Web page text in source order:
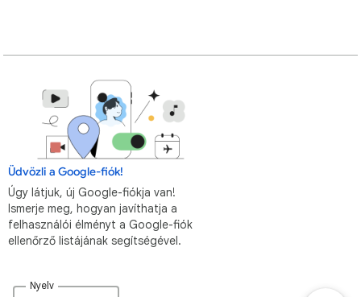
Üdvözli a Google-fiók!
Úgy látjuk, új Google-fiókja van!
Ismerje meg, hogyan javíthatja a
felhasználói élményt a Google-fiók
ellenőrző listájának segítségével.
Nyelv